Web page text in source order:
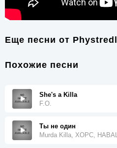
Еще песни от Phystredl
Похожие песни
She's a Killa
F.O.
Ты не один
Murda Killa, ХОРС, HABAL